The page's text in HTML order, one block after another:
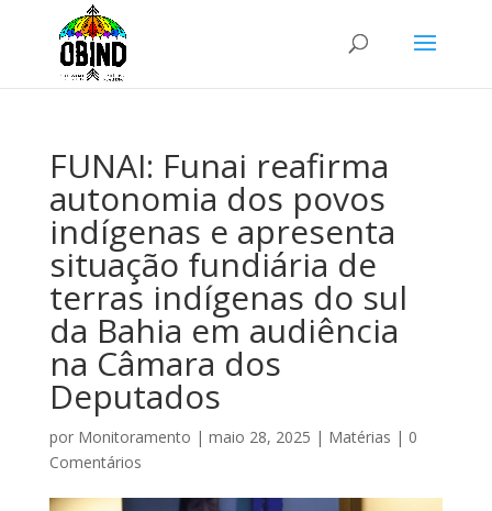
FUNAI: Funai reafirma
autonomia dos povos
indígenas e apresenta
situação fundiária de
terras indígenas do sul
da Bahia em audiência
na Câmara dos
Deputados
por Monitoramento | maio 28, 2025 | Matérias | 0
Comentários